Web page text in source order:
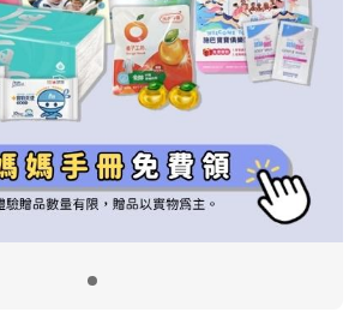
附設幼兒園
小袋鼠幼師網